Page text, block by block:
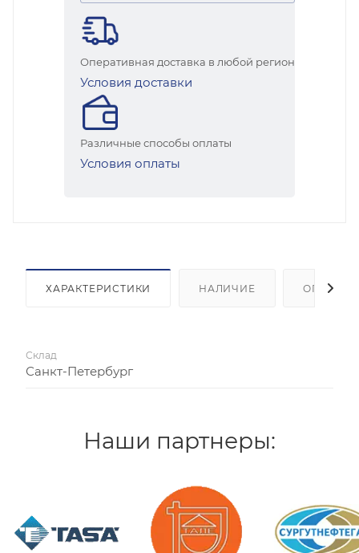
Оперативная доставка в любой регион
Условия доставки
Различные способы оплаты
Условия оплаты
ХАРАКТЕРИСТИКИ НАЛИЧИЕ ОПЛАТА
Склад
Санкт-Петербург
Наши партнеры: